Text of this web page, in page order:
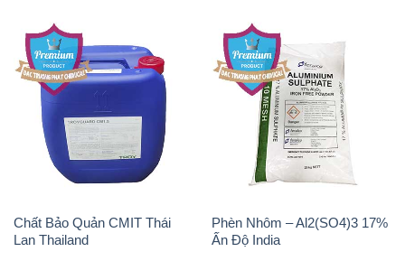
Chất Bảo Quản CMIT Thái
Lan Thailand
Phèn Nhôm – Al2(SO4)3 17%
Ấn Độ India